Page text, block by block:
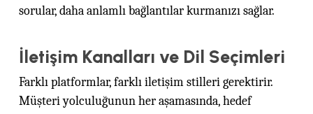
sorular, daha anlamlı bağlantılar kurmanızı sağlar.
İletişim Kanalları ve Dil Seçimleri
Farklı platformlar, farklı iletişim stilleri gerektirir.
Müşteri yolculuğunun her aşamasında, hedef